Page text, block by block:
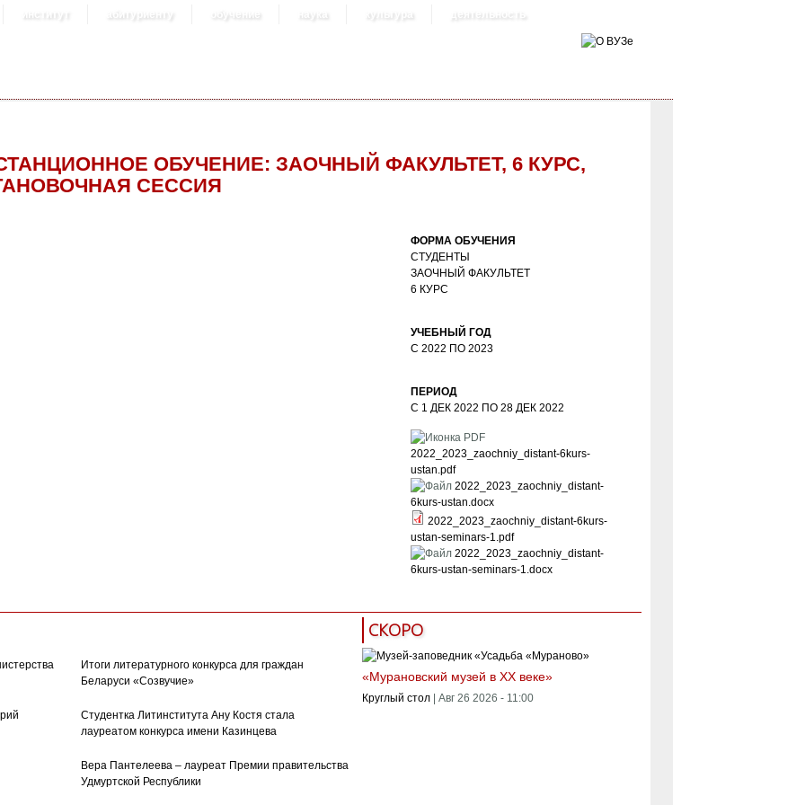
институт абитуриенту обучение наука культура деятельность
ОБУЧЕНИЕ: ЗАОЧНЫЙ ФАКУЛЬТЕТ, 6 КУРС,
СЕССИЯ
ФОРМА ОБУЧЕНИЯ
СТУДЕНТЫ
ЗАОЧНЫЙ ФАКУЛЬТЕТ
6 КУРС
УЧЕБНЫЙ ГОД
С2022 ПО2023
ПЕРИОД
С 1 ДЕК 2022 ПО28 ДЕК 2022
2022_2023_zaochniy_distant-6kurs-
ustan.pdf
2022_2023_zaochniy_distant-
6kurs-ustan.docx
2022_2023_zaochniy_distant-6kurs-
ustan-seminars-1.pdf
2022_2023_zaochniy_distant-
6kurs-ustan-seminars-1.docx
Итоги литературного конкурса для граждан
Беларуси «Созвучие»
Студентка Литинститута Ану Костя стала
лауреатом конкурса имени Казинцева
Вера Пантелеева – лауреат Премии правительства
Удмуртской Республики
СКОРО
«Мурановский музей в XX веке»
Круглый стол Авг 26 2026 - 11:00